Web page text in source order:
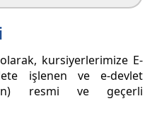
kursiyerlerimize E-
işlenen ve e-devlet
resmi ve geçerli